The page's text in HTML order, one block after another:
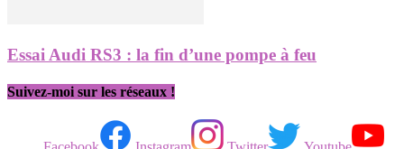
Essai Audi RS3 : la fin d’une pompe à feu
Suivez-moi sur les réseaux !